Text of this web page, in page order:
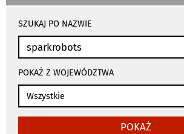
wyszukiwania
automatycznie
SZUKAJ PO NAZWIE
POKAŻ Z WOJEWÓDZTWA
POKAŻ